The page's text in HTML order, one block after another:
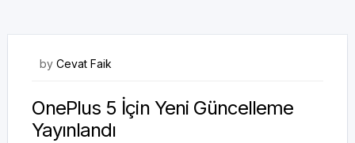
by Cevat Faik
OnePlus 5 İçin Yeni Güncelleme
Yayınlandı